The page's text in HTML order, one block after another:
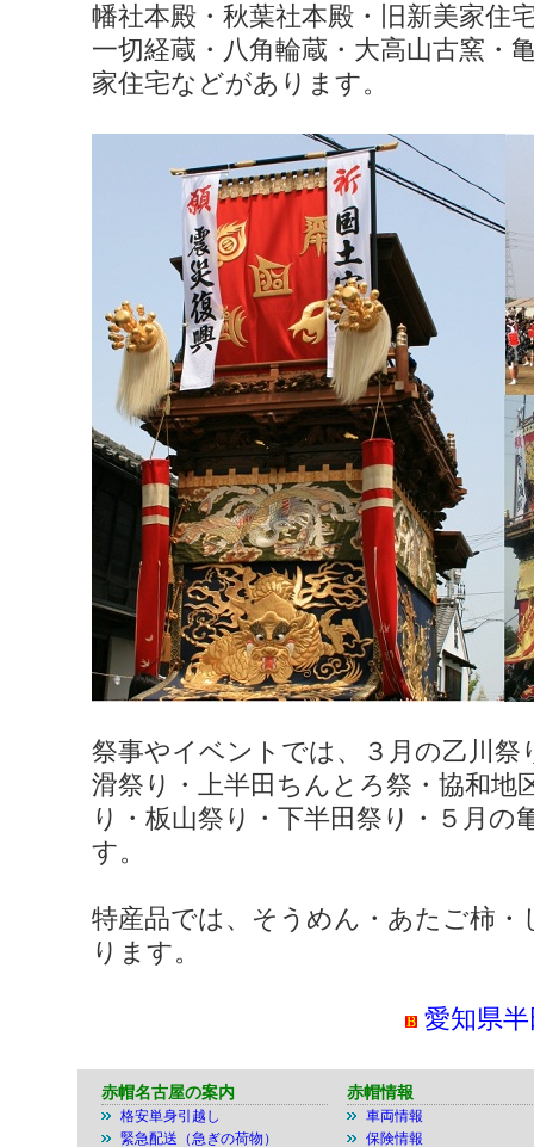
幡社本殿・秋葉社本殿・旧新美家住
一切経蔵・八角輪蔵・大高山古窯・
家住宅などがあります。
祭事やイベントでは、３月の乙川祭
滑祭り・上半田ちんとろ祭・協和地
り・板山祭り・下半田祭り・５月の
す。
特産品では、そうめん・あたご柿
ります。
愛知県
赤帽名古屋の案内
格安単身引越し
緊急配送（急ぎの荷物）
赤帽情報
車両情報
保険情報